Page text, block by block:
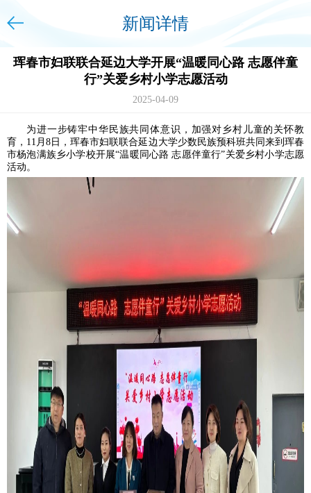
新闻详情
珲春市妇联联合延边大学开展“温暖同心路 志愿伴童
行”关爱乡村小学志愿活动
2025-04-09
为进一步铸牢中华民族共同体意识，加强对乡村儿童的关怀教
育，11月8日，珲春市妇联联合延边大学少数民族预科班共同来到珲春
市杨泡满族乡小学校开展“温暖同心路 志愿伴童行”关爱乡村小学志愿
活动。